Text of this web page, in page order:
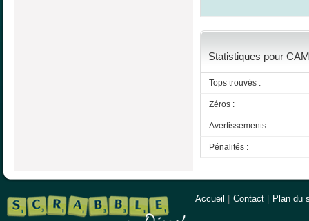
Statistiques pour
Tops trouvés :
Zéros :
Avertissements :
Pénalités :
Accueil Contact Plan du